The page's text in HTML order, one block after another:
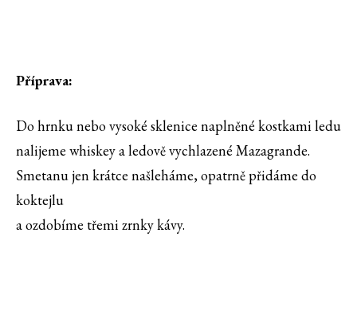
Příprava:
Do hrnku nebo vysoké sklenice naplněné kostkami ledu
nalijeme whiskey a ledově vychlazené Mazagrande.
Smetanu jen krátce našleháme, opatrně přidáme do
koktejlu
a ozdobíme třemi zrnky kávy.